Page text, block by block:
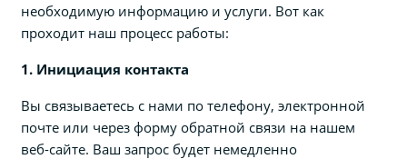
необходимую информацию и услуги. Вот как
проходит наш процесс работы:
1. Инициация контакта
Вы связываетесь с нами по телефону, электронной
почте или через форму обратной связи на нашем
веб-сайте. Ваш запрос будет немедленно